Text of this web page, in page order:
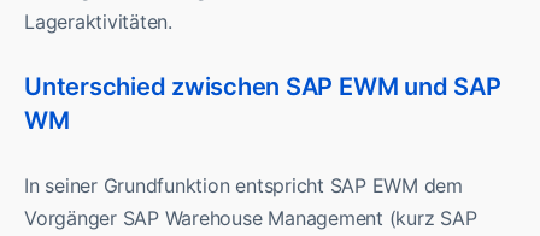
Lageraktivitäten.
Unterschied zwischen SAP EWM und SAP
WM
In seiner Grundfunktion entspricht SAP EWM dem
Vorgänger SAP Warehouse Management (kurz SAP